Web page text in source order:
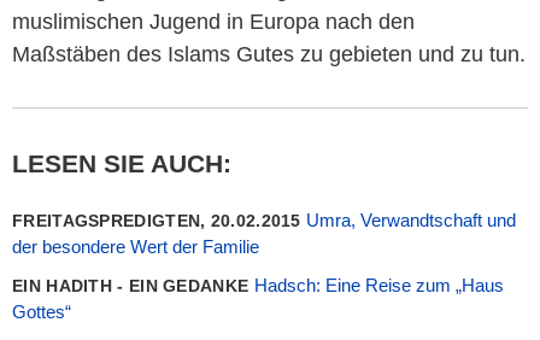
muslimischen Jugend in Europa nach den
Maßstäben des Islams Gutes zu gebieten und zu tun.
LESEN SIE AUCH:
FREITAGSPREDIGTEN, 20.02.2015 Umra, Verwandtschaft und
der besondere Wert der Familie
EIN HADITH - EIN GEDANKE Hadsch: Eine Reise zum „Haus
Gottes“